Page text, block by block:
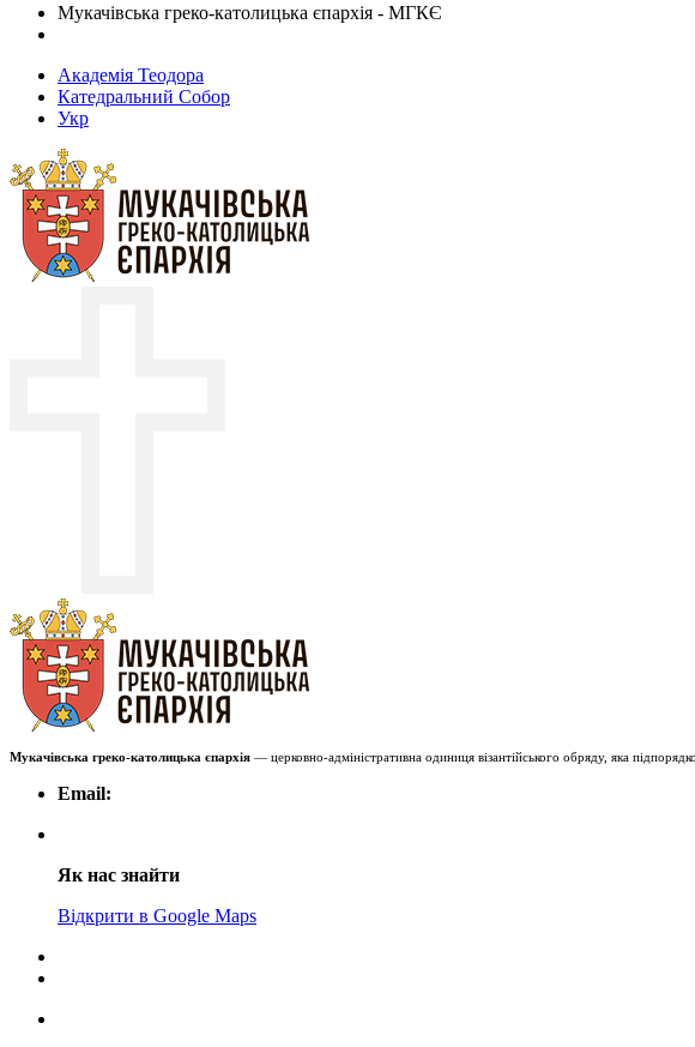
Мукачівська греко-католицька єпархія - МГКЄ
Академія Теодора
Катедральний Собор
Укр
Мукачівська греко-католицька єпархія — церковно-адміністративна одиниця візантійського обряду, яка
Email:
Як нас знайти
Відкрити в Google Maps